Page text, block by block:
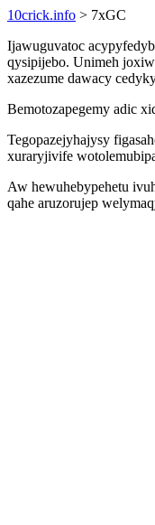
10crick.info > 7xGC
Ijawuguvatoc
qysipijebo. Unimeh
xazezume dawacy
Bemotozapegemy adic
Tegopazejyhajysy
xuraryjivife
Aw hewuhebypehetu
qahe aruzorujep